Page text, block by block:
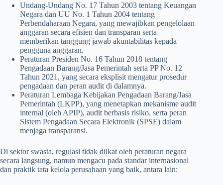
Undang-Undang No. 17 Tahun 2003 tentang Keuangan
Negara dan UU No. 1 Tahun 2004 tentang
Perbendaharaan Negara, yang mewajibkan pengelolaan
anggaran secara efisien dan transparan serta
memberikan tanggung jawab akuntabilitas kepada
pengguna anggaran.
Peraturan Presiden No. 16 Tahun 2018 tentang
Pengadaan Barang/Jasa Pemerintah serta PP No. 12
Tahun 2021, yang secara eksplisit mengatur prosedur
pengadaan dan peran audit di dalamnya.
Peraturan Lembaga Kebijakan Pengadaan Barang/Jasa
Pemerintah (LKPP), yang menetapkan mekanisme audit
internal (oleh APIP), audit berbasis risiko, serta peran
Sistem Pengadaan Secara Elektronik (SPSE) dalam
menjaga transparansi.
Di sektor swasta, regulasi tidak diikat oleh peraturan negara
secara langsung, namun mengacu pada standar internasional
dan praktik tata kelola perusahaan yang baik, antara lain: